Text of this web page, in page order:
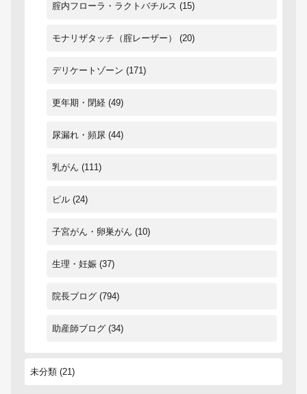
腟内フローラ・ラクトバチルス (15)
モナリザタッチ（腟レーザー） (20)
デリケートゾーン (171)
更年期・閉経 (49)
尿漏れ・頻尿 (44)
乳がん (111)
ピル (24)
子宮がん・卵巣がん (10)
生理・妊娠 (37)
院長ブログ (794)
助産師ブログ (34)
未分類 (21)